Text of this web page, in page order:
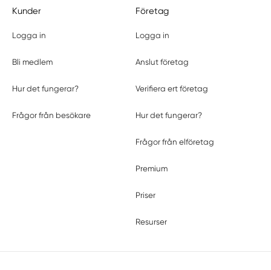
Kunder
Logga in
Bli medlem
Hur det fungerar?
Frågor från besökare
Företag
Logga in
Anslut företag
Verifiera ert företag
Hur det fungerar?
Frågor från elföretag
Premium
Priser
Resurser